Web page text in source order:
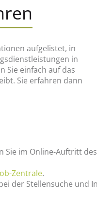
aufgelistet, in
in
Sie einfach auf das
Sie erfahren dann
wann zu tun ist,
Hilfen Ihnen
Sie im Online-Auftritt des
Zentrale.
der Stellensuche und